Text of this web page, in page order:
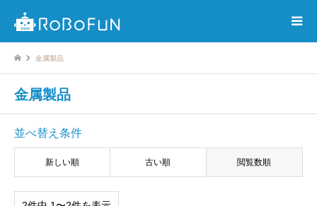
金属製品
金属製品
並べ替え条件
新しい順 古い順 閲覧数順